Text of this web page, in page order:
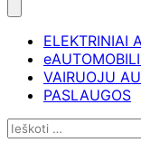
ELEKTRINIAI
VAIRUOJU
PASLAUGOS
Ieškoti: